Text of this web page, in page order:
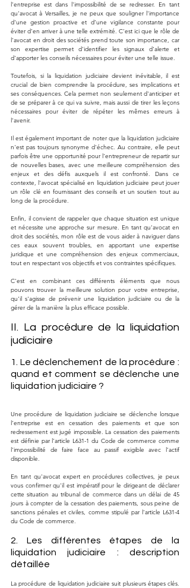
l'entreprise est dans l'impossibilité de se redresser. En tant
qu'avocat à Versailles, je ne peux que souligner l'importance
d'une gestion proactive et d’une vigilance constante pour
éviter d'en arriver à une telle extrémité. C'est ici que le rôle de
l'avocat en droit des sociétés prend toute son importance, car
son expertise permet d'identifier les signaux d'alerte et
d'apporter les conseils nécessaires pour éviter une telle issue.
Toutefois, si la liquidation judiciaire devient inévitable, il est
crucial de bien comprendre la procédure, ses implications et
ses conséquences. Cela permet non seulement d'anticiper et
de se préparer à ce qui va suivre, mais aussi de tirer les leçons
nécessaires pour éviter de répéter les mêmes erreurs à
l'avenir.
Il est également important de noter que la liquidation judiciaire
n'est pas toujours synonyme d'échec. Au contraire, elle peut
parfois être une opportunité pour l'entrepreneur de repartir sur
de nouvelles bases, avec une meilleure compréhension des
enjeux et des défis auxquels il est confronté. Dans ce
contexte, l'avocat spécialisé en liquidation judiciaire peut jouer
un rôle clé en fournissant des conseils et un soutien tout au
long de la procédure.
Enfin, il convient de rappeler que chaque situation est unique
et nécessite une approche sur mesure. En tant qu'avocat en
droit des sociétés, mon rôle est de vous aider à naviguer dans
ces eaux souvent troubles, en apportant une expertise
juridique et une compréhension des enjeux commerciaux,
tout en respectant vos objectifs et vos contraintes spécifiques.
C'est en combinant ces différents éléments que nous
pouvons trouver la meilleure solution pour votre entreprise,
qu'il s'agisse de prévenir une liquidation judiciaire ou de la
gérer de la manière la plus efficace possible.
II. La procédure de la liquidation
judiciaire
1. Le déclenchement de la procédure :
quand et comment se déclenche une
liquidation judiciaire ?
Une procédure de liquidation judiciaire se déclenche lorsque
l'entreprise est en cessation des paiements et que son
redressement est jugé impossible. La cessation des paiements
est définie par l'article L631-1 du Code de commerce comme
l'impossibilité de faire face au passif exigible avec l'actif
disponible.
En tant qu'avocat expert en procédures collectives, je peux
vous confirmer qu'il est impératif pour le dirigeant de déclarer
cette situation au tribunal de commerce dans un délai de 45
jours à compter de la cessation des paiements, sous peine de
sanctions pénales et civiles, comme stipulé par l'article L631-4
du Code de commerce.
2. Les différentes étapes de la
liquidation judiciaire : description
détaillée
La procédure de liquidation judiciaire suit plusieurs étapes clés.